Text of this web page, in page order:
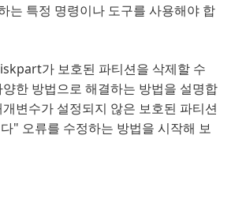
는 특정 명령이나 도구를 사용해야 합
가 보호된 파티션을 삭제할 수
한 방법으로 해결하는 방법을 설명합
변수가 설정되지 않은 보호된 파티션
" 오류를 수정하는 방법을 시작해 보